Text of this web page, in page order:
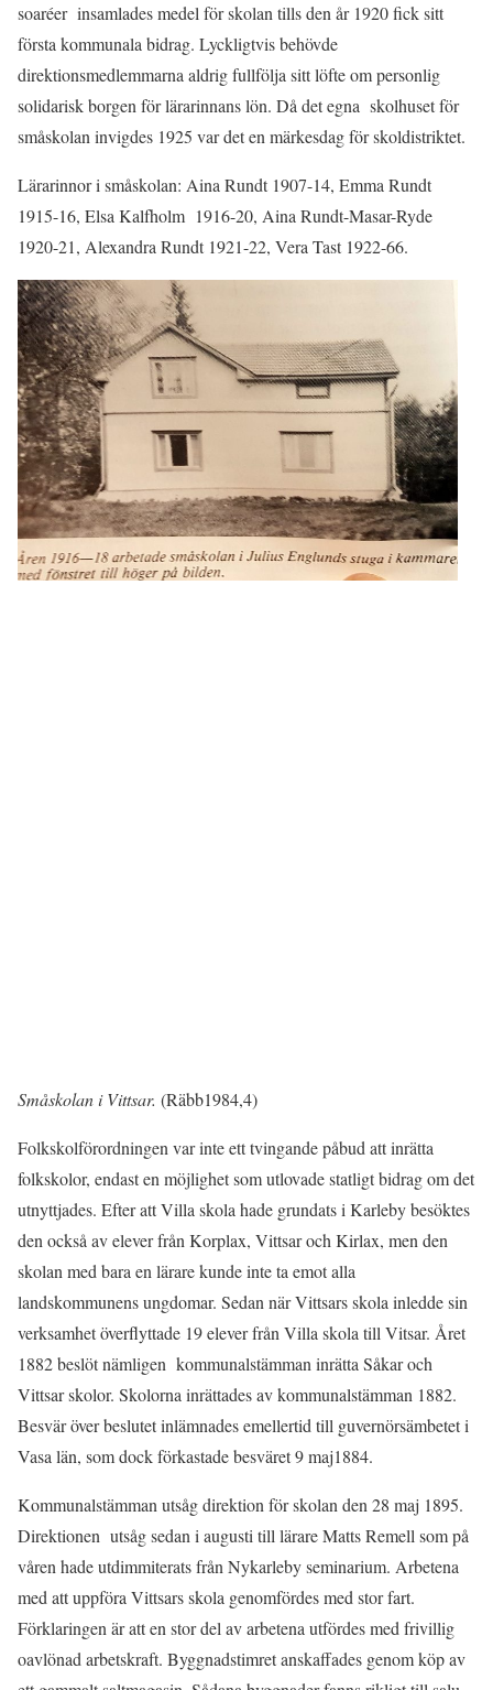
soaréer insamlades medel för skolan tills den år 1920 fick sitt
första kommunala bidrag. Lyckligtvis behövde
direktionsmedlemmarna aldrig fullfölja sitt löfte om personlig
solidarisk borgen för lärarinnans lön. Då det egna skolhuset för
småskolan invigdes 1925 var det en märkesdag för skoldistriktet.
Lärarinnor i småskolan: Aina Rundt 1907-14, Emma Rundt
1915-16, Elsa Kalfholm 1916-20, Aina Rundt-Masar-Ryde
1920-21, Alexandra Rundt 1921-22, Vera Tast 1922-66.
Småskolan i Vittsar. (Räbb1984,4)
Folkskolförordningen var inte ett tvingande påbud att inrätta
folkskolor, endast en möjlighet som utlovade statligt bidrag om det
utnyttjades. Efter att Villa skola hade grundats i Karleby besöktes
den också av elever från Korplax, Vittsar och Kirlax, men den
skolan med bara en lärare kunde inte ta emot alla
landskommunens ungdomar. Sedan när Vittsars skola inledde sin
verksamhet överflyttade 19 elever från Villa skola till Vitsar. Året
1882 beslöt nämligen kommunalstämman inrätta Såkar och
Vittsar skolor. Skolorna inrättades av kommunalstämman 1882.
Besvär över beslutet inlämnades emellertid till guvernörsämbetet i
Vasa län, som dock förkastade besväret 9 maj1884.
Kommunalstämman utsåg direktion för skolan den 28 maj 1895.
Direktionen utsåg sedan i augusti till lärare Matts Remell som på
våren hade utdimmiterats från Nykarleby seminarium. Arbetena
med att uppföra Vittsars skola genomfördes med stor fart.
Förklaringen är att en stor del av arbetena utfördes med frivillig
oavlönad arbetskraft. Byggnadstimret anskaffades genom köp av